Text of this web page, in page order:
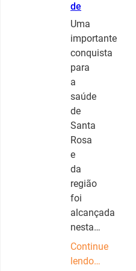
de
Uma
importante
conquista
para
a
saúde
de
Santa
Rosa
e
da
região
foi
alcançada
nesta…
Continue
lendo…